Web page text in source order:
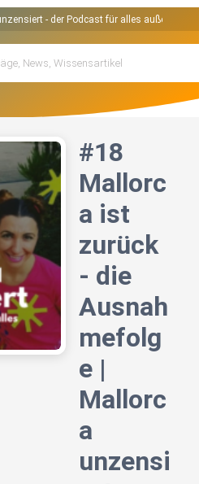
- der Podcast für alles außer
#18
Mallorc
a ist
zurück
- die
Ausnah
mefolg
e |
Mallorc
a
unzensi